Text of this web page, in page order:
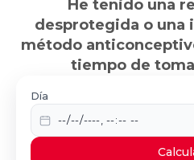
He tenido una
desprotegida o una
método
tiempo de
Día